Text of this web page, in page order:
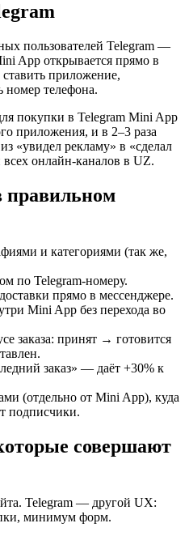
пользователей Telegram —
App открывается прямо в
приложение,
номер телефона.
покупки в Telegram Mini App
приложения, и в 2–3 раза
«увидел рекламу» в «сделал
онлайн-каналов в UZ.
правильном
и категориями (так же,
по Telegram-номеру.
прямо в мессенджере.
Mini App без перехода во
заказа: принят → готовится
заказ» — даёт +30% к
(отдельно от Mini App), куда
подписчики.
совершают
Telegram — другой UX:
минимум форм.